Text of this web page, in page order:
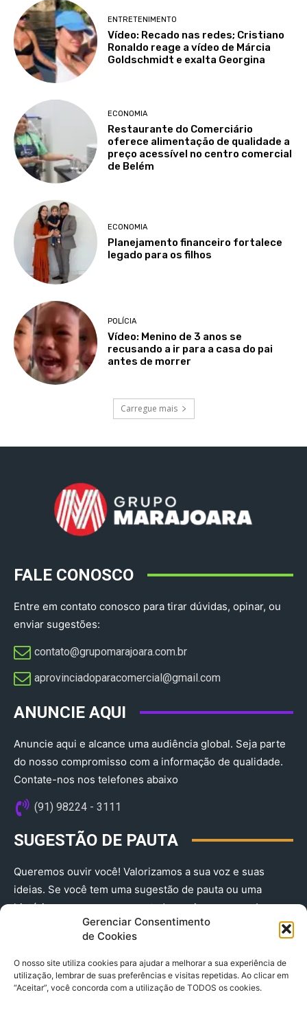
Gerenciar Consentimento
de Cookies
O nosso site utiliza cookies para ajudar a melhorar a sua experiência de
utilização, lembrar de suas preferências e visitas repetidas. Ao clicar em
“Aceitar”, você concorda com a utilização de TODOS os cookies.
ENTRETENIMENTO
Vídeo: Recado nas redes; Cristiano
Ronaldo reage a vídeo de Márcia
Goldschmidt e exalta Georgina
ECONOMIA
Restaurante do Comerciário
oferece alimentação de qualidade a
preço acessível no centro comercial
de Belém
ECONOMIA
Planejamento financeiro fortalece
legado para os filhos
POLÍCIA
Vídeo: Menino de 3 anos se
recusando a ir para a casa do pai
antes de morrer
Carregue mais
FALE CONOSCO
Entre em contato conosco para tirar dúvidas, opinar, ou
enviar sugestões:
contato@grupomarajoara.com.br
aprovinciadoparacomercial@gmail.com​
ANUNCIE AQUI
Anuncie aqui e alcance uma audiência global. Seja parte
do nosso compromisso com a informação de qualidade.
Contate-nos nos telefones abaixo
(91) 98224 - 3111
SUGESTÃO DE PAUTA
Queremos ouvir você! Valorizamos a sua voz e suas
ideias. Se você tem uma sugestão de pauta ou uma
história que merece ser contada, envie-nos agora!
(91) 98224 - 3111